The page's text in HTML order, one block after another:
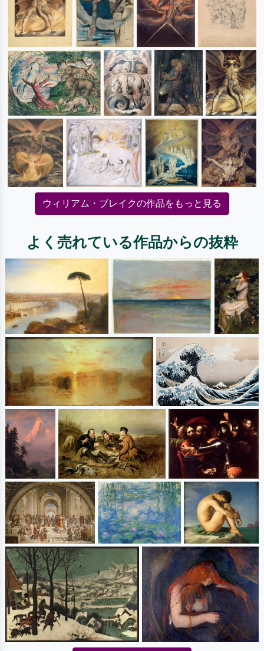
ウィリアム・ブレイクの作品をもっと見る
よく売れている作品からの抜粋